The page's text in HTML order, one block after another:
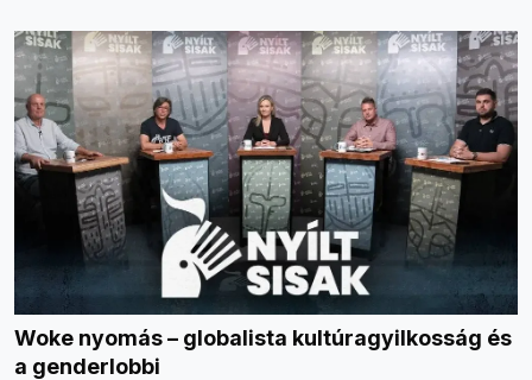
Woke nyomás – globalista kultúragyilkosság és
a genderlobbi